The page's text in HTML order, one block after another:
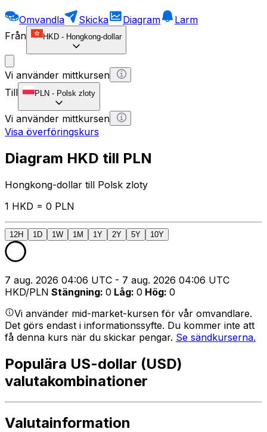
Omvandla Skicka Diagram
Larm
Från
HKD - Hongkong-dollar
Vi använder mittkursen
Till
PLN - Polsk zloty
Vi använder mittkursen
Visa överföringskurs
Diagram HKD till PLN
Hongkong-dollar till Polsk zloty
1 HKD = 0 PLN
12H 1D 1W 1M 1Y 2Y 5Y 10Y
7 aug. 2026 04:06 UTC - 7 aug. 2026 04:06 UTC
HKD/PLN Stängning: 0 Låg: 0 Hög: 0
Vi använder mid-market-kursen för vår omvandlare.
Det görs endast i informationssyfte. Du kommer inte att
få denna kurs när du skickar pengar. Se sändkurserna.
Populära US-dollar (USD)
valutakombinationer
Valutainformation